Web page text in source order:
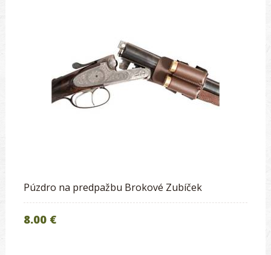
Púzdro na predpažbu Brokové Zubíček
8.00 €